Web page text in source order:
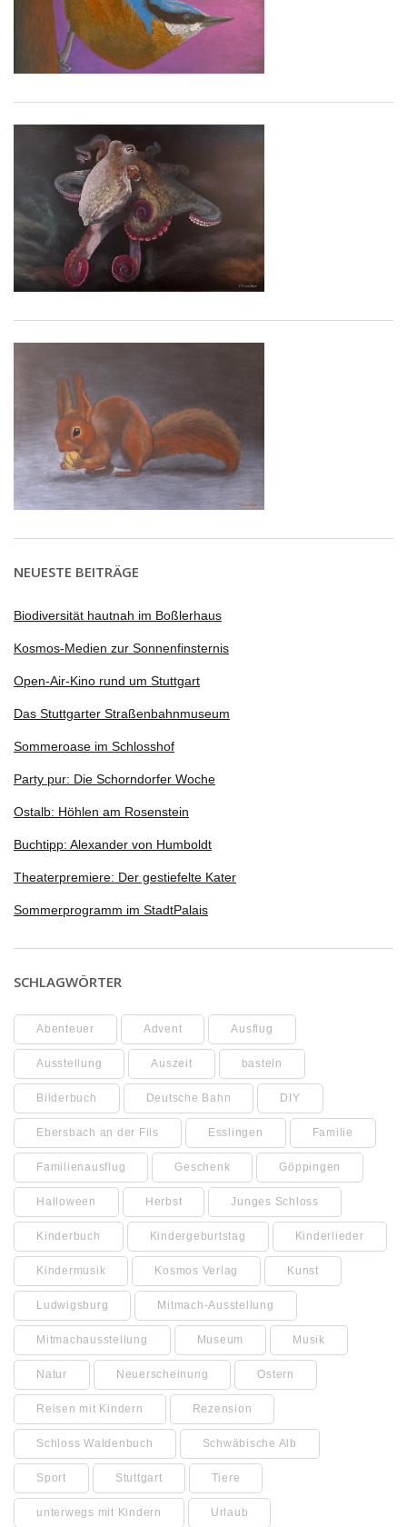
NEUESTE BEITRÄGE
Biodiversität hautnah im Boßlerhaus
Kosmos-Medien zur Sonnenfinsternis
Open-Air-Kino rund um Stuttgart
Das Stuttgarter Straßenbahnmuseum
Sommeroase im Schlosshof
Party pur: Die Schorndorfer Woche
Ostalb: Höhlen am Rosenstein
Buchtipp: Alexander von Humboldt
Theaterpremiere: Der gestiefelte Kater
Sommerprogramm im StadtPalais
SCHLAGWÖRTER
Abenteuer Advent Ausflug
Ausstellung Auszeit basteln
Bilderbuch Deutsche Bahn DIY
Ebersbach an der Fils Esslingen Familie
Familienausflug Geschenk Göppingen
Halloween Herbst Junges Schloss
Kinderbuch Kindergeburtstag Kinderlieder
Kindermusik Kosmos Verlag Kunst
Ludwigsburg Mitmach-Ausstellung
Mitmachausstellung Museum Musik
Natur Neuerscheinung Ostern
Reisen mit Kindern Rezension
Schloss Waldenbuch Schwäbische Alb
Sport Stuttgart Tiere
unterwegs mit Kindern Urlaub